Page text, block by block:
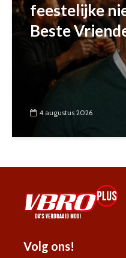
feestelijke
Beste
4 augustus 2026
Volg ons!